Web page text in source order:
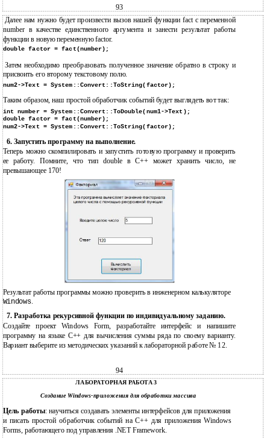
93
Далее нам нужно будет произвести вызов нашей функции fact с переменной
number в качестве единственного аргумента и занести результат работы
функции в новую переменную factor.
double factor = fact(number);
Затем необходимо преобразовать полученное значение обратно в строку и
присвоить его второму текстовому полю.
num2->Text = System::Convert::ToString(factor);
Таким образом, наш простой обработчик событий будет выглядеть вот так:
int number = System::Convert::ToDouble(num1->Text);
double factor = fact(number);
num2->Text = System::Convert::ToString(factor);
6. Запустить программу на выполнение.
Теперь можно скомпилировать и запустить готовую программу и проверить
ее работу. Помните, что тип double в С++ может хранить число, не
превышающее 170!
Результат работы программы можно проверить в инженерном калькуляторе
Windows.
7. Разработка рекурсивной функции по индивидуальному заданию.
Создайте проект Windows Form, разработайте интерфейс и напишите
программу на языке С++ для вычисления суммы ряда по своему варианту.
Вариант выберите из методических указаний к лабораторной работе № 12.
94
ЛАБОРАТОРНАЯ РАБОТА 3
Создание Windows-приложения для обработки массива
Цель работы: научиться создавать элементы интерфейсов для приложения
и писать простой обработчик событий на C++ для приложения Windows
Forms, работающего под управления .NET Framework.